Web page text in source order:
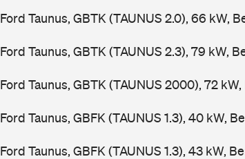
Ford Taunus, GBTK (TAUNUS 2.0), 66 kW,
Ford Taunus, GBTK (TAUNUS 2.3), 79 kW,
Ford Taunus, GBTK (TAUNUS 2000), 72
Ford Taunus, GBFK (TAUNUS 1.3), 40 kW,
Ford Taunus, GBFK (TAUNUS 1.3), 43 kW,